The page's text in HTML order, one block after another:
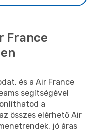
France
és a Air France
segítségével
a
összes elérhető Air
jó áras